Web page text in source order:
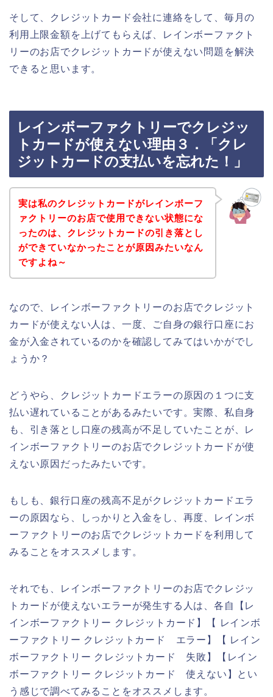
そして、クレジットカード会社に連絡をして、毎月の
利用上限金額を上げてもらえば、レインボーファクト
リーのお店でクレジットカードが使えない問題を解決
できると思います。
レインボーファクトリーでクレジッ
トカードが使えない理由３．「クレ
ジットカードの支払いを忘れた！」
実は私のクレジットカードがレインボーフ
ァクトリーのお店で使用できない状態にな
ったのは、クレジットカードの引き落とし
ができていなかったことが原因みたいなん
ですよね～
なので、レインボーファクトリーのお店でクレジット
カードが使えない人は、一度、ご自身の銀行口座にお
金が入金されているのかを確認してみてはいかがでし
ょうか？
どうやら、クレジットカードエラーの原因の１つに支
払い遅れていることがあるみたいです。実際、私自身
も、引き落とし口座の残高が不足していたことが、レ
インボーファクトリーのお店でクレジットカードが使
えない原因だったみたいです。
もしも、銀行口座の残高不足がクレジットカードエラ
ーの原因なら、しっかりと入金をし、再度、レインボ
ーファクトリーのお店でクレジットカードを利用して
みることをオススメします。
それでも、レインボーファクトリーのお店でクレジッ
トカードが使えないエラーが発生する人は、各自【レ
インボーファクトリー クレジットカード】【 レインボ
ーファクトリー クレジットカード エラー】【 レイン
ボーファクトリー クレジットカード 失敗】【レイン
ボーファクトリー クレジットカード 使えない】とい
う感じで調べてみることをオススメします。